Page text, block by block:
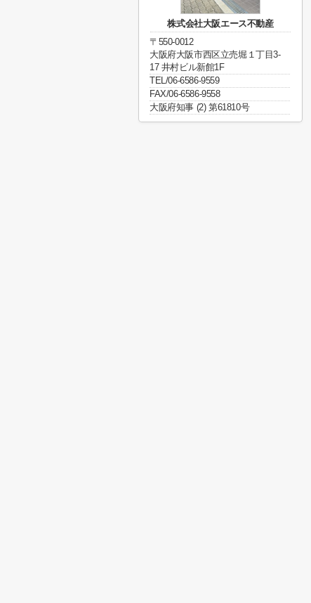
株式会社大阪エース不動産
〒550-0012
大阪府大阪市西区立売堀１丁目3-
17 井村ビル新館1F
TEL/06-6586-9559
FAX/06-6586-9558
大阪府知事 (2) 第61810号